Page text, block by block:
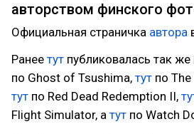
авторством финского
Официальная страничка автора
Ранее тут публиковалась так
по Ghost of Tsushima, тут по
тут по Red Dead Redemption II,
Flight Simulator, а тут по Watch